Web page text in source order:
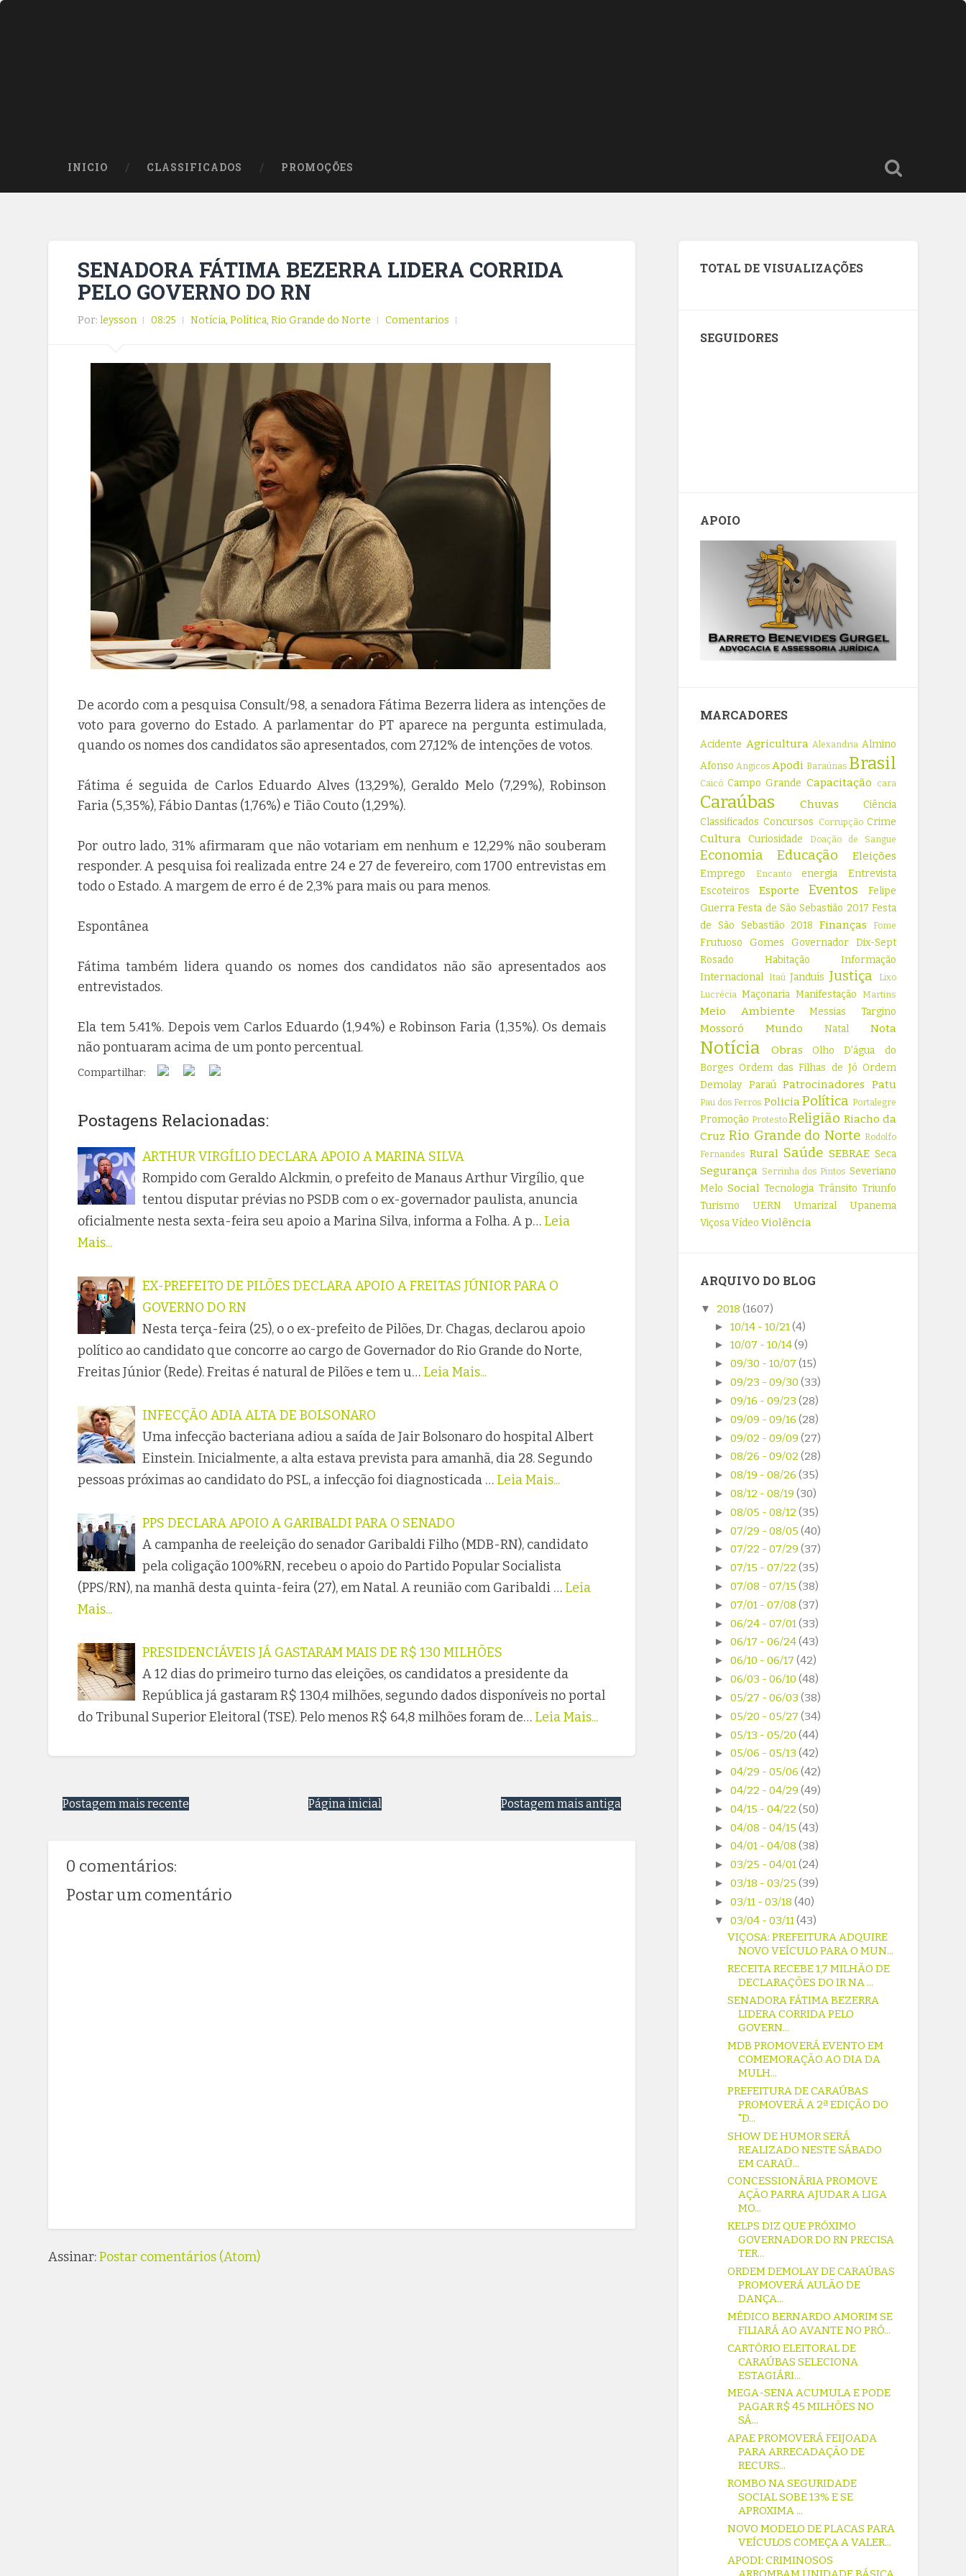
INICIO CLASSIFICADOS PROMOÇÕES
SENADORA FÁTIMA BEZERRA LIDERA CORRIDA
PELO GOVERNO DO RN
Por:leysson 08:25 Notícia,Política,Rio Grande do Norte Comentarios
De acordo com a pesquisa Consult/98, a senadora Fátima Bezerra lidera as intenções de
voto para governo do Estado. A parlamentar do PT aparece na pergunta estimulada,
quando os nomes dos candidatos são apresentados, com 27,12% de intenções de votos.
Fátima é seguida de Carlos Eduardo Alves (13,29%), Geraldo Melo (7,29%), Robinson
Faria (5,35%), Fábio Dantas (1,76%) e Tião Couto (1,29%).
Por outro lado, 31% afirmaram que não votariam em nenhum e 12,29% não souberam
responder. A pesquisa foi realizada entre 24 e 27 de fevereiro, com 1700 entrevistas em
todo o Estado. A margem de erro é de 2,3% para mais ou para menos.
Espontânea
Fátima também lidera quando os nomes dos candidatos não são apresentados aos
entrevistados.
Ela tem 5.41%. Depois vem Carlos Eduardo (1,94%) e Robinson Faria (1,35%). Os demais
não pontuaram acima de um ponto percentual.
Compartilhar:
Postagens Relacionadas:
ARTHUR VIRGÍLIO DECLARA APOIO A MARINA SILVA
Rompido com Geraldo Alckmin, o prefeito de Manaus Arthur Virgílio, que
tentou disputar prévias no PSDB com o ex-governador paulista, anuncia
oficialmente nesta sexta-feira seu apoio a Marina Silva, informa a Folha. A p… Leia
Mais...
EX-PREFEITO DE PILÕES DECLARA APOIO A FREITAS JÚNIOR PARA O
GOVERNO DO RN
Nesta terça-feira (25), o o ex-prefeito de Pilões, Dr. Chagas, declarou apoio
político ao candidato que concorre ao cargo de Governador do Rio Grande do Norte,
Freitas Júnior (Rede). Freitas é natural de Pilões e tem u… Leia Mais...
INFECÇÃO ADIA ALTA DE BOLSONARO
Uma infecção bacteriana adiou a saída de Jair Bolsonaro do hospital Albert
Einstein. Inicialmente, a alta estava prevista para amanhã, dia 28. Segundo
pessoas próximas ao candidato do PSL, a infecção foi diagnosticada … Leia Mais...
PPS DECLARA APOIO A GARIBALDI PARA O SENADO
A campanha de reeleição do senador Garibaldi Filho (MDB-RN), candidato
pela coligação 100%RN, recebeu o apoio do Partido Popular Socialista
(PPS/RN), na manhã desta quinta-feira (27), em Natal. A reunião com Garibaldi … Leia
Mais...
PRESIDENCIÁVEIS JÁ GASTARAM MAIS DE R$ 130 MILHÕES
A 12 dias do primeiro turno das eleições, os candidatos a presidente da
República já gastaram R$ 130,4 milhões, segundo dados disponíveis no portal
do Tribunal Superior Eleitoral (TSE). Pelo menos R$ 64,8 milhões foram de… Leia Mais...
Postagem mais recente Postagem mais antiga
Página inicial
0 comentários:
Postar um comentário
Assinar:Postar comentários (Atom)
TOTAL DE VISUALIZAÇÕES
SEGUIDORES
APOIO
MARCADORES
Acidente Agricultura Alexandria Almino
Afonso Angicos Apodi Baraúnas Brasil
Caicó Campo Grande Capacitação cara
Caraúbas Chuvas
Ciência
Classificados Concursos Corrupção Crime
Cultura Curiosidade Doação de Sangue
Economia Educação Eleições
Emprego Encanto energia
Entrevista
Escoteiros
Esporte Eventos
Felipe
Guerra Festa de São Sebastião 2017 Festa
de São Sebastião 2018 Finanças Fome
Frutuoso Gomes
Governador Dix-Sept
Rosado
Habitação
Informação
Internacional
Itaú Janduís Justiça
Lixo
Lucrécia Maçonaria Manifestação Martins
Meio Ambiente Messias Targino
Mossoró Mundo Natal Nota
Notícia Obras
Olho D'água do
Borges Ordem das Filhas de Jó Ordem
Demolay Paraú Patrocinadores Patu
Pau dos Ferros PoliciaPolítica Portalegre
Promoção ProtestoReligião Riacho da
Cruz Rio Grande do Norte Rodolfo
Fernandes Rural Saúde SEBRAE Seca
Segurança Serrinha dos Pintos Severiano
Melo Social Tecnologia Trânsito Triunfo
Turismo
UERN Umarizal
Upanema
ViçosaVídeo Violência
ARQUIVO DO BLOG
▼ 2018(1607)
► 10/14 - 10/21(4)
► 10/07 - 10/14(9)
► 09/30 - 10/07 (15)
► 09/23 - 09/30 (33)
► 09/16 - 09/23 (28)
► 09/09 - 09/16 (28)
► 09/02 - 09/09 (27)
► 08/26 - 09/02 (28)
► 08/19 - 08/26 (35)
► 08/12 - 08/19 (30)
► 08/05 - 08/12 (35)
► 07/29 - 08/05 (40)
► 07/22 - 07/29 (37)
► 07/15 - 07/22 (35)
► 07/08 - 07/15 (38)
► 07/01 - 07/08 (37)
► 06/24 - 07/01(33)
► 06/17 - 06/24(43)
► 06/10 - 06/17 (42)
► 06/03 - 06/10 (48)
► 05/27 - 06/03 (38)
► 05/20 - 05/27 (34)
► 05/13 - 05/20 (44)
► 05/06 - 05/13 (42)
► 04/29 - 05/06 (42)
► 04/22 - 04/29 (49)
► 04/15 - 04/22 (50)
► 04/08 - 04/15 (43)
► 04/01 - 04/08 (38)
► 03/25 - 04/01(24)
► 03/18 - 03/25 (39)
► 03/11 - 03/18 (40)
▼ 03/04 - 03/11(43)
VIÇOSA: PREFEITURA ADQUIRE
NOVO VEÍCULO PARA O MUN...
RECEITA RECEBE 1,7 MILHÃO DE
DECLARAÇÕES DO IR NA ...
SENADORA FÁTIMA BEZERRA
LIDERA CORRIDA PELO
GOVERN...
MDB PROMOVERÁ EVENTO EM
COMEMORAÇÃO AO DIA DA
MULH...
PREFEITURA DE CARAÚBAS
PROMOVERÁ A 2ª EDIÇÃO DO
"D...
SHOW DE HUMOR SERÁ
REALIZADO NESTE SÁBADO
EM CARAÚ...
CONCESSIONÁRIA PROMOVE
AÇÃO PARRA AJUDAR A LIGA
MO...
KELPS DIZ QUE PRÓXIMO
GOVERNADOR DO RN PRECISA
TER...
ORDEM DEMOLAY DE CARAÚBAS
PROMOVERÁ AULÃO DE
DANÇA...
MÉDICO BERNARDO AMORIM SE
FILIARÁ AO AVANTE NO PRÓ...
CARTÓRIO ELEITORAL DE
CARAÚBAS SELECIONA
ESTAGIÁRI...
MEGA-SENA ACUMULA E PODE
PAGAR R$ 45 MILHÕES NO
SÁ...
APAE PROMOVERÁ FEIJOADA
PARA ARRECADAÇÃO DE
RECURS...
ROMBO NA SEGURIDADE
SOCIAL SOBE 13% E SE
APROXIMA ...
NOVO MODELO DE PLACAS PARA
VEÍCULOS COMEÇA A VALER...
APODI: CRIMINOSOS